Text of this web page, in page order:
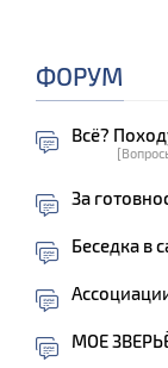
ФОРУМ
Всё?
За
Беседка в
МОЕ